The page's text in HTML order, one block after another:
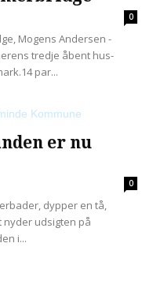
0
Mogens Andersen -
tredje åbent hus-
par...
er nu
0
dypper en tå,
nyder udsigten på
i...